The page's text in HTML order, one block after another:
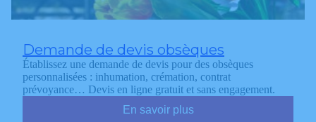
Demande de devis obsèques
Établissez une demande de devis pour des obsèques
personnalisées : inhumation, crémation, contrat
prévoyance… Devis en ligne gratuit et sans engagement.
En savoir plus